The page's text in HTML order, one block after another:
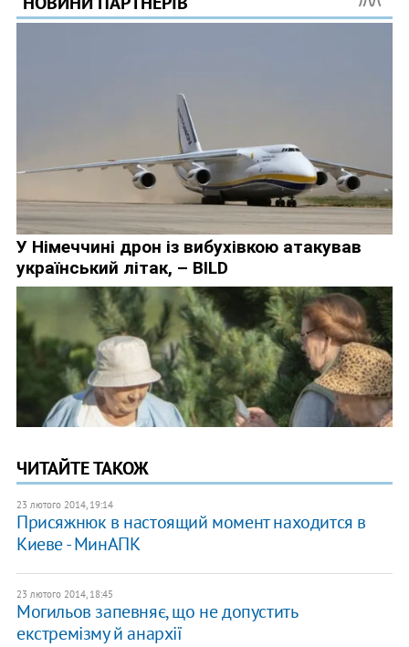
ЧИТАЙТЕ ТАКОЖ
23 лютого 2014, 19:14
Присяжнюк в настоящий момент находится в
Киеве - МинАПК
23 лютого 2014, 18:45
Могильов запевняє, що не допустить
екстремізму й анархії